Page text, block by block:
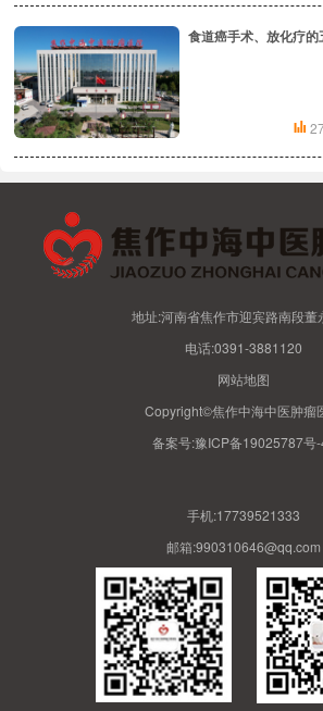
地址:河南省焦作市迎宾路南段董
电话:0391-3881120
网站地图
Copyright©焦作中海中医肿瘤
备案号:豫ICP备19025787号
手机:17739521333
邮箱:990310646@qq.com